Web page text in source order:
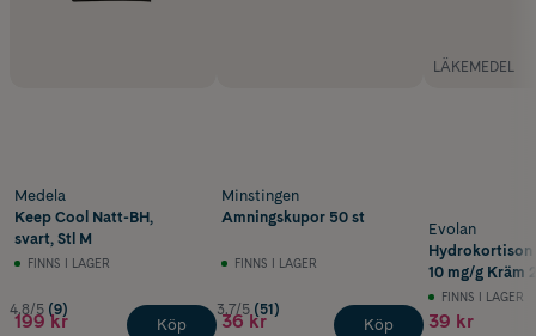
Medela
Keep Cool Natt-BH,
svart, Stl M
FINNS I LAGER
4.8/5 (9)
199 kr Köp
Minstingen
Amningskupor 50 st
FINNS I LAGER
3.7/5 (51)
36 kr Köp
LÄKEMEDEL
Evolan
Hydrokortison
10 mg/g Kräm
FINNS I LAGER
39 kr